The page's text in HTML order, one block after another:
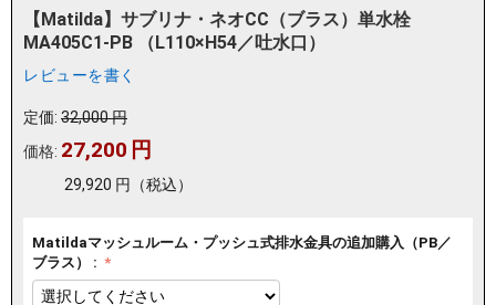
【Matilda】サブリナ・ネオCC（ブラス）単水栓
MA405C1-PB （L110×H54／吐水口）
レビューを書く
定価: 32,000円
価格: 27,200 円
29,920 円 （税込）
Matildaマッシュルーム・プッシュ式排水金具の追加購入（PB／
ブラス） :